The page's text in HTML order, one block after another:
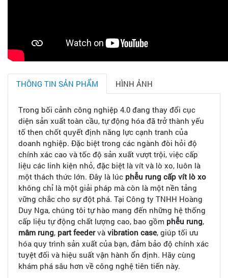
THÔNG TIN SẢN PHẨM HÌNH ẢNH
Trong bối cảnh công nghiệp 4.0 đang thay đổi cục
diện sản xuất toàn cầu, tự động hóa đã trở thành yếu
tố then chốt quyết định năng lực cạnh tranh của
doanh nghiệp. Đặc biệt trong các ngành đòi hỏi độ
chính xác cao và tốc độ sản xuất vượt trội, việc cấp
liệu các linh kiện nhỏ, đặc biệt là vít và lò xo, luôn là
một thách thức lớn. Đây là lúc phễu rung cấp vít lò xo
không chỉ là một giải pháp mà còn là một nền tảng
vững chắc cho sự đột phá. Tại Công ty TNHH Hoàng
Duy Nga, chúng tôi tự hào mang đến những hệ thống
cấp liệu tự động chất lượng cao, bao gồm phễu rung,
mâm rung, part feedervà vibration case, giúp tối ưu
hóa quy trình sản xuất của bạn, đảm bảo độ chính xác
tuyệt đối và hiệu suất vận hành ổn định. Hãy cùng
khám phá sâu hơn về công nghệ tiên tiến này.